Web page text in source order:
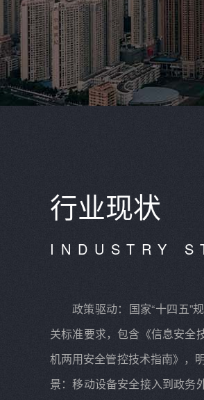
行业现状
INDUSTRY
政策驱动：国家“十四五”
关标准要求，包含《信息安全
机两用安全管控技术指南》，
景：移动设备安全接入到政务